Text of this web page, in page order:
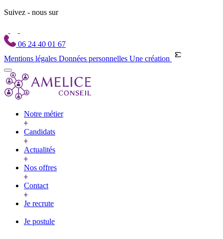
Suivez - nous sur
06 24 40 01 67
Mentions légales Données personnelles Une création
Notre métier
Candidats
Actualités
Nos offres
Contact
Je recrute
Je postule